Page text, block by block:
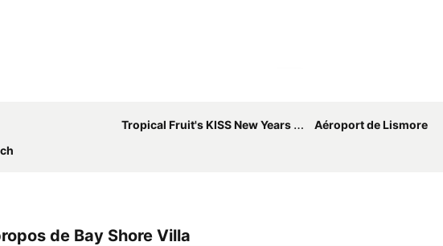
Tropical Fruit's KISS New Years Eve Festival
Aéroport de Lismore
de Bay Shore Villa